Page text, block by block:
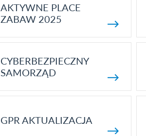
AKTYWNE PLACE
ZABAW 2025
CYBERBEZPIECZNY
SAMORZĄD
GPR AKTUALIZACJA